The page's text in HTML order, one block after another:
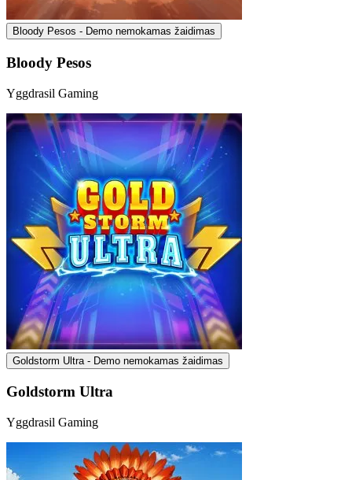
Bloody Pesos - Demo nemokamas žaidimas
Bloody Pesos
Yggdrasil Gaming
Goldstorm Ultra - Demo nemokamas žaidimas
Goldstorm Ultra
Yggdrasil Gaming